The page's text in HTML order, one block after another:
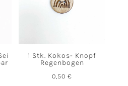
1 Stk. Kokos- Knopf
Regenbogen
0,50€